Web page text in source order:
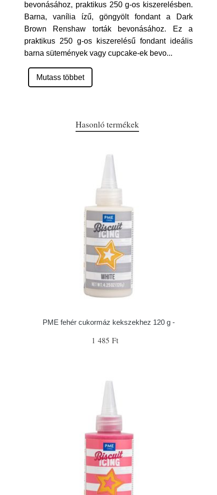
bevonásához, praktikus 250 g-os kiszerelésben.
Barna, vanília ízű, göngyölt fondant a Dark
Brown Renshaw torták bevonásához. Ez a
praktikus 250 g-os kiszerelésű fondant ideális
barna sütemények vagy cupcake-ek bevo...
Mutass többet
Hasonló termékek
PME fehér cukormáz kekszekhez 120 g -
1 485 Ft